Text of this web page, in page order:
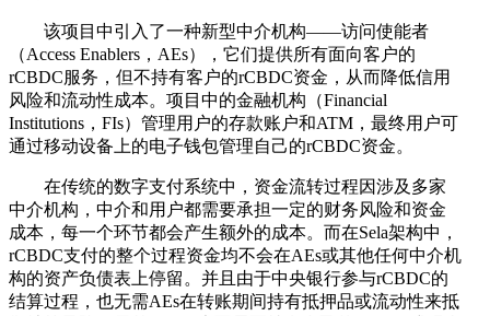
该项目中引入了一种新型中介机构——访问使能者
（Access Enablers，AEs），它们提供所有面向客户的
rCBDC服务，但不持有客户的rCBDC资金，从而降低信用
风险和流动性成本。项目中的金融机构（Financial
Institutions，FIs）管理用户的存款账户和ATM，最终用户可
通过移动设备上的电子钱包管理自己的rCBDC资金。
在传统的数字支付系统中，资金流转过程因涉及多家
中介机构，中介和用户都需要承担一定的财务风险和资金
成本，每一个环节都会产生额外的成本。而在Sela架构中，
rCBDC支付的整个过程资金均不会在AEs或其他任何中介机
构的资产负债表上停留。并且由于中央银行参与rCBDC的
结算过程，也无需AEs在转账期间持有抵押品或流动性来抵